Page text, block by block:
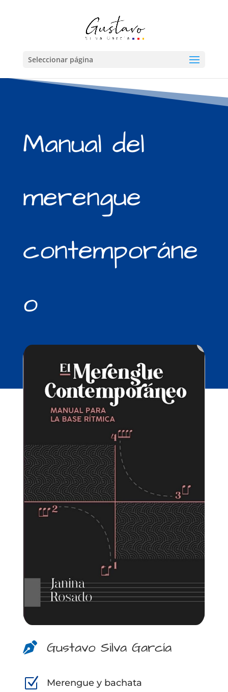
Seleccionar página
Manual del
merengue
contemporáne
o
 Gustavo Silva García
Z Merengue y bachata